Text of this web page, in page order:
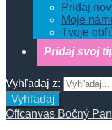
Pridaj
Moje
Tvoje
Pridaj svoj
Vyhľadaj z:
Vyhľadaj
Offcanvas Bočný